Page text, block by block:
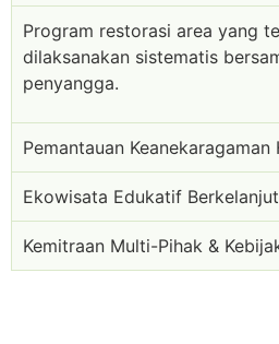
Program restorasi area yang
dilaksanakan sistematis
penyangga.
Pemantauan
Ekowisata Edukatif
Kemitraan Multi-Pihak &